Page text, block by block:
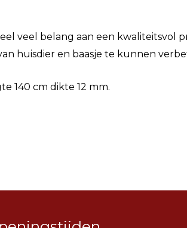
veel belang aan een kwaliteitsvol
huisdier en baasje te kunnen
140 cm dikte 12 mm.